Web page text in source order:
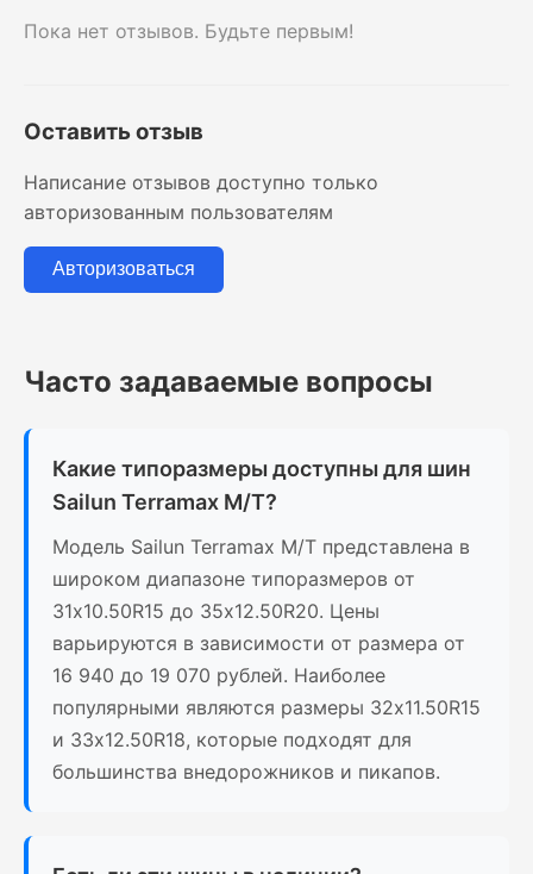
Пока нет отзывов. Будьте первым!
Оставить отзыв
Написание отзывов доступно только
авторизованным пользователям
Авторизоваться
Часто задаваемые вопросы
Какие типоразмеры доступны для шин
Sailun Terramax M/T?
Модель Sailun Terramax M/T представлена в
широком диапазоне типоразмеров от
31x10.50R15 до 35x12.50R20. Цены
варьируются в зависимости от размера от
16 940 до 19 070 рублей. Наиболее
популярными являются размеры 32x11.50R15
и 33x12.50R18, которые подходят для
большинства внедорожников и пикапов.